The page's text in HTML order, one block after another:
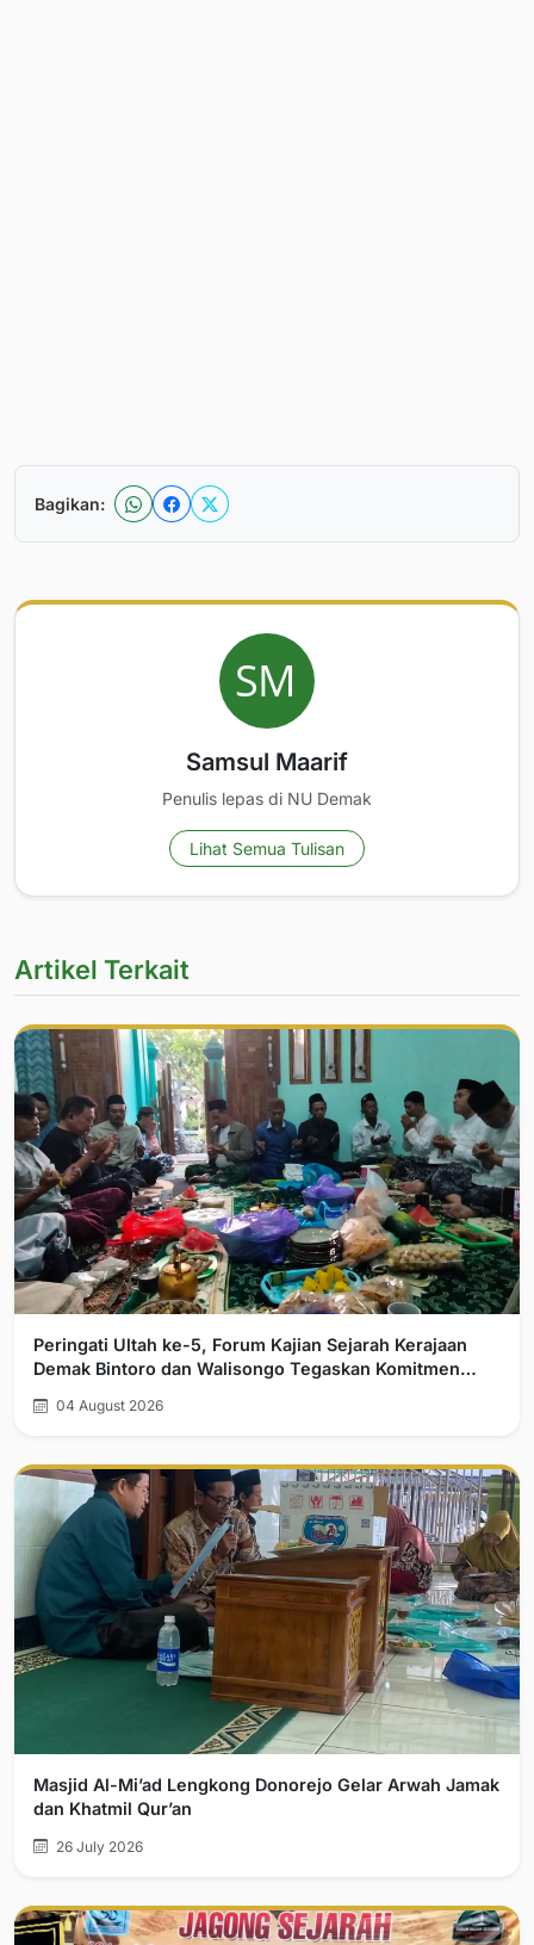
Bagikan:
Samsul Maarif
Penulis lepas di NU Demak
Lihat Semua Tulisan
Artikel Terkait
Peringati Ultah ke-5, Forum Kajian Sejarah Kerajaan
Demak Bintoro dan Walisongo Tegaskan Komitmen
04 August 2026
Masjid Al-Mi’ad Lengkong Donorejo Gelar Arwah Jamak
dan Khatmil Qur’an
26 July 2026